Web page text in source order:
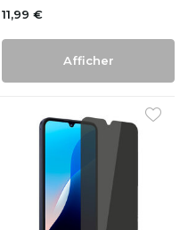
11,99 €
Afficher